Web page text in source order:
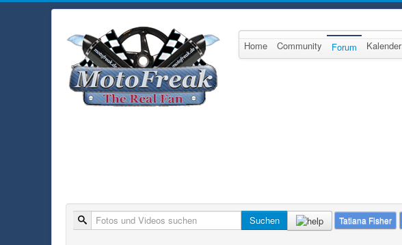
Home Community Forum Kalender
Suche Suchen Tatiana Fisher